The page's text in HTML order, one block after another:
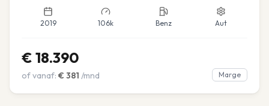
2019 106k Benz Aut
€ 18.390
of vanaf: € 381 /mnd Marge